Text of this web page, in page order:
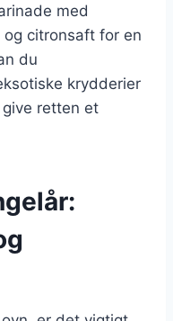
med
og citronsaft for en
du
krydderier
retten et